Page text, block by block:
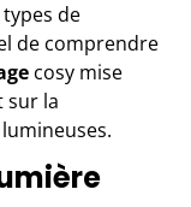
de
de comprendre
cosy mise
sur la